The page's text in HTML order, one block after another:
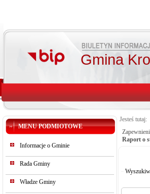
Gmina
MENU PODMIOTOWE
Informacje o Gminie
Rada Gminy
Władze Gminy
Jesteś tutaj:
Raport o